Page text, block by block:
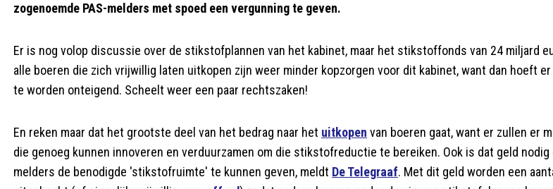
zogenoemde PAS-melders met spoed een vergunning te geven.
Er is nog volop discussie over de stikstofplannen van het kabinet, maar het stikstoffonds van 24 miljard
alle boeren die zich vrijwillig laten uitkopen zijn weer minder kopzorgen voor dit kabinet, want dan hoeft
te worden onteigend. Scheelt weer een paar rechtszaken!
En reken maar dat het grootste deel van het bedrag naar het uitkopen van boeren gaat, want er zullen er
die genoeg kunnen innoveren en verduurzamen om die stikstofreductie te bereiken. Ook is dat geld nodig
melders de benodigde 'stikstofruimte' te kunnen geven, meldt De Telegraaf. Met dit geld worden een